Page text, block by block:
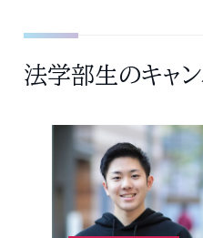
法学部生のキャン